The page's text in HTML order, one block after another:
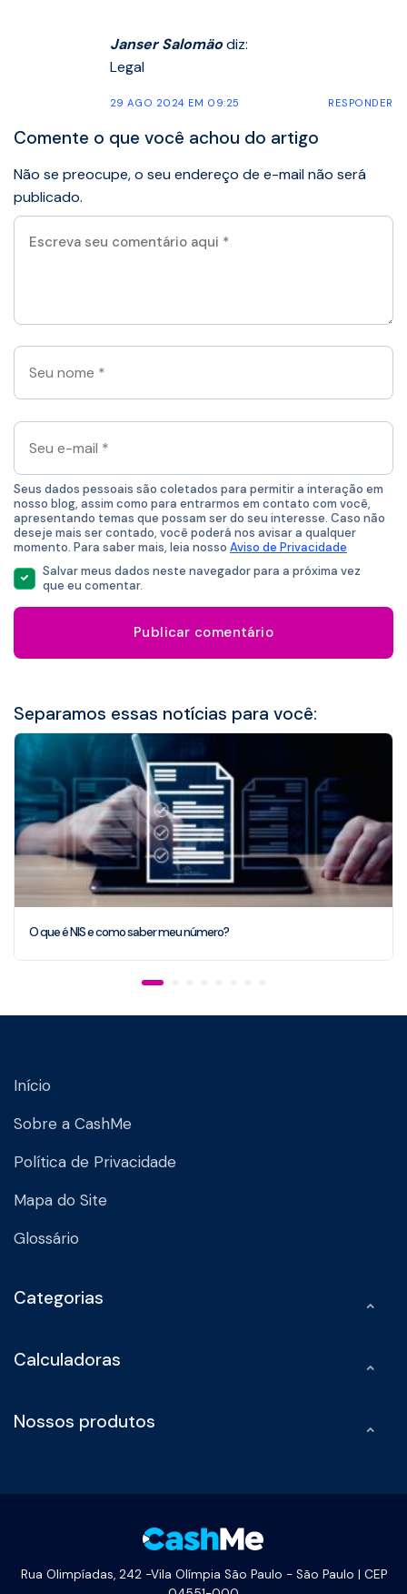
Janser Salomäo diz:
Legal
29 AGO 2024 EM 09:25 RESPONDER
Comente o que você achou do artigo
Não se preocupe, o seu endereço de e-mail não será
publicado.
Escreva
seu
Seu
nome
*
Seu
e-
mail
*
Seus dados pessoais são coletados para permitir a interação em
nosso blog, assim como para entrarmos em contato com você,
apresentando temas que possam ser do seu interesse. Caso não
deseje mais ser contado, você poderá nos avisar a qualquer
momento. Para saber mais, leia nosso Aviso de Privacidade
Salvar meus dados neste navegador para a próxima vez
que eu comentar.
Separamos essas notícias para você:
O que é NIS e como saber meu número?
Início
Sobre a CashMe
Política de Privacidade
Mapa do Site
Glossário
Categorias
Calculadoras
Nossos produtos
Rua Olimpíadas, 242 -Vila Olímpia São Paulo - São Paulo | CEP